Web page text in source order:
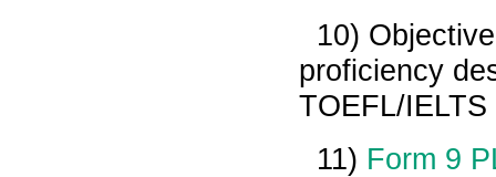
10)
proficiency
TOEFL/
11) Form 9